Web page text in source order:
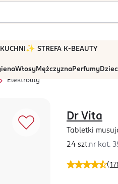
✨ STREFA K-BEAUTY
WłosyMężczyznaPerfumy
Elektrolity
(
Dr Vita
Tabletki
24 szt.nr kat.